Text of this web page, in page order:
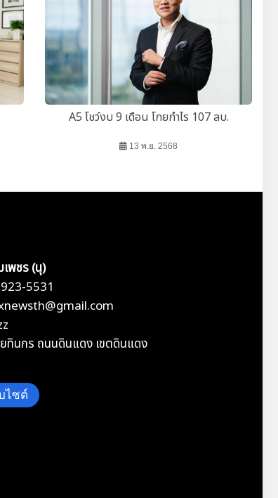
A5 โชว์งบ 9 เดือน โกยกำไร 107 ลบ.
13 พ.ย. 2568
พชร (นุ)
5531
ทินกร ถนนดินแดง เขตดินแดง
ไซต์